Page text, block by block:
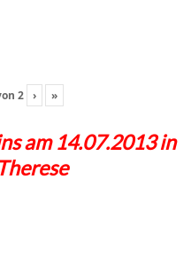
2 › »
am 14.07.2013 in